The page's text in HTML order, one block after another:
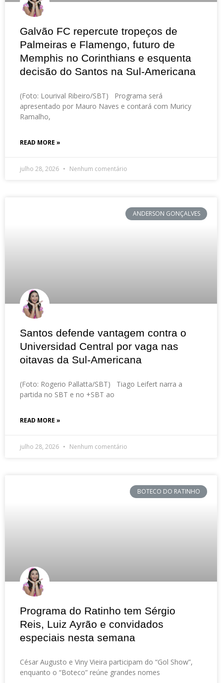
Galvão FC repercute tropeços de
Palmeiras e Flamengo, futuro de
Memphis no Corinthians e esquenta
decisão do Santos na Sul-Americana
(Foto: Lourival Ribeiro/SBT) Programa será
apresentado por Mauro Naves e contará com Muricy
Ramalho,
READ MORE »
julho 28, 2026 Nenhum comentário
ANDERSON GONÇALVES
Santos defende vantagem contra o
Universidad Central por vaga nas
oitavas da Sul-Americana
(Foto: Rogerio Pallatta/SBT) Tiago Leifert narra a
partida no SBT e no +SBT ao
READ MORE »
julho 28, 2026 Nenhum comentário
BOTECO DO RATINHO
Programa do Ratinho tem Sérgio
Reis, Luiz Ayrão e convidados
especiais nesta semana
César Augusto e Viny Vieira participam do “Gol Show”,
enquanto o “Boteco” reúne grandes nomes